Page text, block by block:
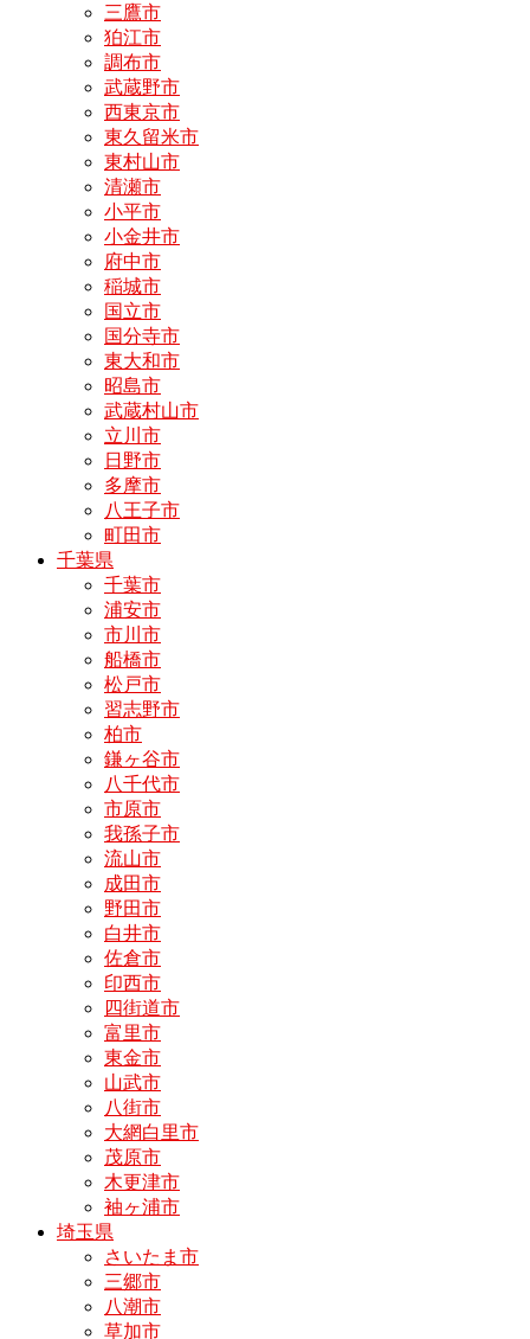
三鷹市
狛江市
調布市
武蔵野市
西東京市
東久留米市
東村山市
清瀬市
小平市
小金井市
府中市
稲城市
国立市
国分寺市
東大和市
昭島市
武蔵村山市
立川市
日野市
多摩市
八王子市
町田市
千葉県
千葉市
浦安市
市川市
船橋市
松戸市
習志野市
柏市
鎌ヶ谷市
八千代市
市原市
我孫子市
流山市
成田市
野田市
白井市
佐倉市
印西市
四街道市
富里市
東金市
山武市
八街市
大網白里市
茂原市
木更津市
袖ヶ浦市
埼玉県
さいたま市
三郷市
八潮市
草加市